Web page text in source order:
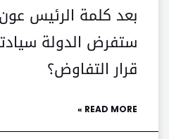
بعد كلمة الرئيس
ستفرض الدولة
قرار التفاوض؟
READ MORE »